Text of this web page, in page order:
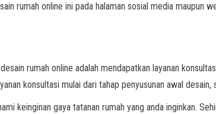
rumah online ini pada halaman sosial media maupun
rumah online adalah mendapatkan layanan
konsultasi mulai dari tahap penyusunan awal desain,
keinginan gaya tatanan rumah yang anda inginkan.